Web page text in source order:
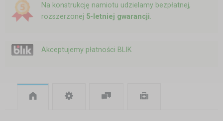
Na konstrukcję namiotu udzielamy bezpłatnej,
rozszerzonej 5-letniej gwarancji.
Akceptujemy płatności BLIK